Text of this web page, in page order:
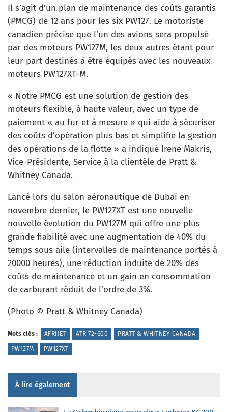
Il s’agit d’un plan de maintenance des coûts garantis
(PMCG) de 12 ans pour les six PW127. Le motoriste
canadien précise que l’un des avions sera propulsé
par des moteurs PW127M, les deux autres étant pour
leur part destinés à être équipés avec les nouveaux
moteurs PW127XT-M.
« Notre PMCG est une solution de gestion des
moteurs flexible, à haute valeur, avec un type de
paiement « au fur et à mesure » qui aide à sécuriser
des coûts d’opération plus bas et simplifie la gestion
des opérations de la flotte » a indiqué Irene Makris,
Vice-Présidente, Service à la clientèle de Pratt &
Whitney Canada.
Lancé lors du salon aéronautique de Dubaï en
novembre dernier, le PW127XT est une nouvelle
nouvelle évolution du PW127M qui offre une plus
grande fiabilité avec une augmentation de 40% du
temps sous aile (intervalles de maintenance portés à
20000 heures), une réduction induite de 20% des
coûts de maintenance et un gain en consommation
de carburant réduit de l’ordre de 3%.
(Photo © Pratt & Whitney Canada)
Mots clés : AFRIJET ATR 72-600 PRATT & WHITNEY CANADA
PW127M PW127XT
À lire également